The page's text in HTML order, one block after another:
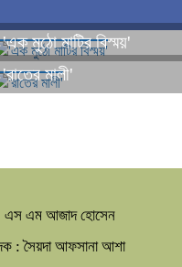
'এক মুঠো মাটির বিস্ময়'
'রাতের মালী'
এস এম আজাদ হোসেন
: সৈয়দা আফসানা আশা